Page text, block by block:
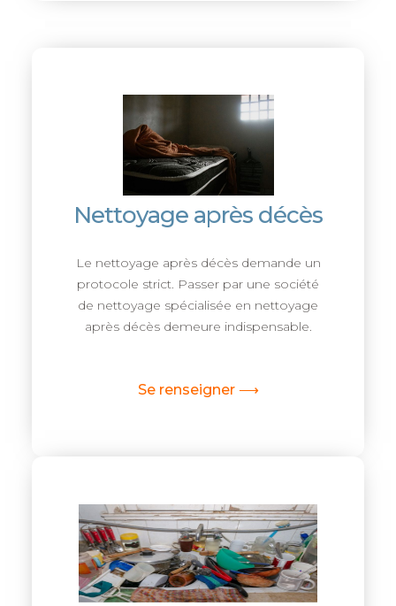
Nettoyage après décès
Le nettoyage après décès demande un
protocole strict. Passer par une société
de nettoyage spécialisée en nettoyage
après décès demeure indispensable.
Se renseigner ⟶